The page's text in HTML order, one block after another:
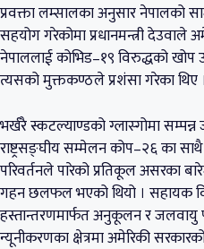
प्रवक्ता लम्सालका अनुसार नेपालको
सहयोग गरेकोमा प्रधानमन्त्री देउवाले
नेपाललाई कोभिड–१९ विरुद्धको खोप
त्यसको मुक्तकण्ठले प्रशंसा गरेका थिए ।
भर्खरै स्कटल्याण्डको ग्लास्गोमा
राष्ट्रसङ्घीय सम्मेलन कोप–२६ का
परिवर्तनले पारेको प्रतिकूल असरका
गहन छलफल भएको थियो । सहायक
हस्तान्तरणमार्फत अनुकूलन र जलवायु
न्यूनीकरणका क्षेत्रमा अमेरिकी